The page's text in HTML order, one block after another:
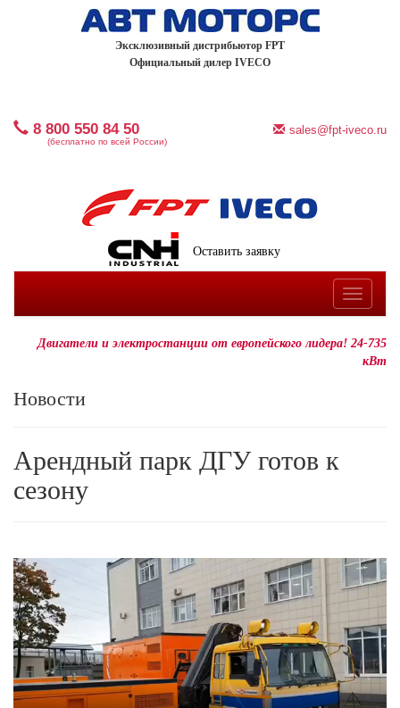
Эксклюзивный дистрибьютор FPT
Официальный дилер IVECO
8 800 550 84 50
(бесплатно по всей России)
sales@fpt-iveco.ru
Оставить заявку
Toggle
Двигатели и электростанции от европейского лидера! 24-735
кВт
Новости
Арендный парк ДГУ готов к
сезону